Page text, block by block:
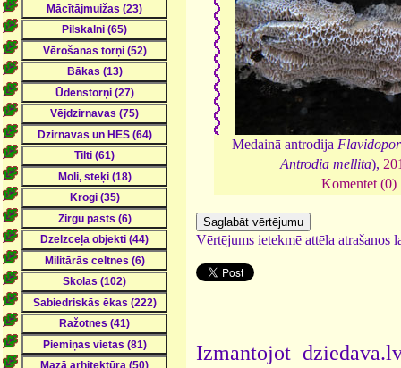
Medainā antrodija
Antrodia mellita),
Komentēt (0)
Vērtējums ietekmē attēla atrašanos
Izmantojot